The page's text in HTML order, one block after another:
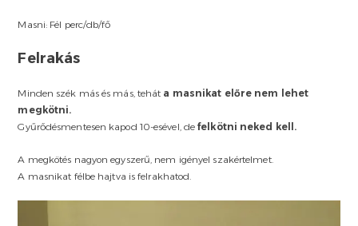
Masni: Fél perc/db/fő
Felrakás
Minden szék más és más, tehát a masnikat előre nem lehet
megkötni.
Gyűrődésmentesen kapod 10-esével, defelkötni neked kell.
A megkötés nagyon egyszerű, nem igényel szakértelmet.
A masnikat félbe hajtva is felrakhatod.